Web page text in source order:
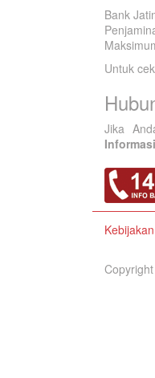
Bank
Untuk
Jika